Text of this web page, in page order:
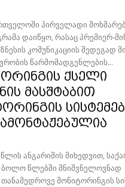
პირველადი
დაიწყო, რასაც პრემიერ-
კომუნიკაციის შედეგად
წარმომადგენლების...
ქსელი
მასშტაბით
ანგარიშის მიხედვით,
წლებში მნიშვნელოვნად
მონიტორინგის